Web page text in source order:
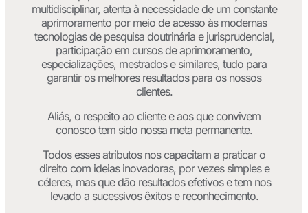
multidisciplinar, atenta à necessidade de um constante
aprimoramento por meio de acesso às modernas
tecnologias de pesquisa doutrinária e jurisprudencial,
participação em cursos de aprimoramento,
especializações, mestrados e similares, tudo para
garantir os melhores resultados para os nossos
clientes.
Aliás, o respeito ao cliente e aos que convivem
conosco tem sido nossa meta permanente.
Todos esses atributos nos capacitam a praticar o
direito com ideias inovadoras, por vezes simples e
céleres, mas que dão resultados efetivos e tem nos
levado a sucessivos êxitos e reconhecimento.